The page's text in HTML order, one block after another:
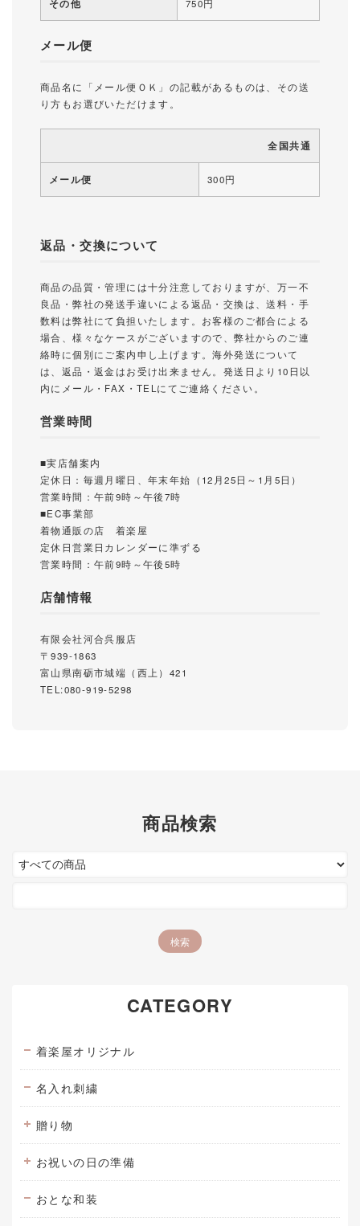
商品検索
CATEGORY
着楽屋オリジナル
名入れ刺繍
贈り物
お祝いの日の準備
おとな和装
その他 750円
メール便
商品名に「メール便ＯＫ」の記載があるものは、その送
り方もお選びいただけます。
全国共通
メール便 300円
返品・交換について
商品の品質・管理には十分注意しておりますが、万一不
良品・弊社の発送手違いによる返品・交換は、送料・手
数料は弊社にて負担いたします。お客様のご都合による
場合、様々なケースがございますので、弊社からのご連
絡時に個別にご案内申し上げます。海外発送について
は、返品・返金はお受け出来ません。発送日より10日以
内にメール・FAX・TELにてご連絡ください。
営業時間
■実店舗案内
定休日：毎週月曜日、年末年始（12月25日～1月5日）
営業時間：午前9時～午後7時
■EC事業部
着物通販の店 着楽屋
定休日営業日カレンダーに準ずる
営業時間：午前9時～午後5時
店舗情報
有限会社河合呉服店
〒939-1863
富山県南砺市城端（西上）421
TEL:080-919-5298